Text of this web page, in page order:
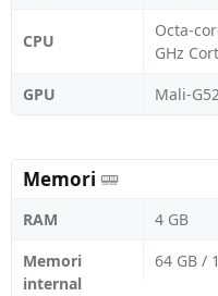
CPU
Octa-
GHz
GPU
Mali-
Memori
RAM
4 GB
Memori
internal
64 GB /